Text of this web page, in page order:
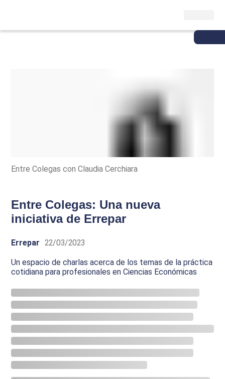
Entre Colegas con Claudia Cerchiara
Entre Colegas: Una nueva
iniciativa de Errepar
Errepar 22/03/2023
Un espacio de charlas acerca de los temas de la práctica
cotidiana para profesionales en Ciencias Económicas